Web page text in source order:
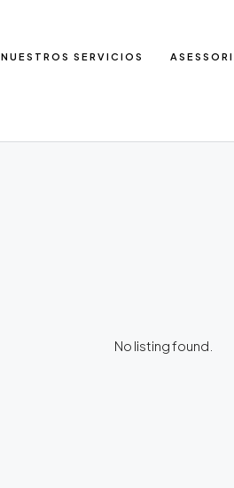
NUESTROS SERVICIOS
No listing found.